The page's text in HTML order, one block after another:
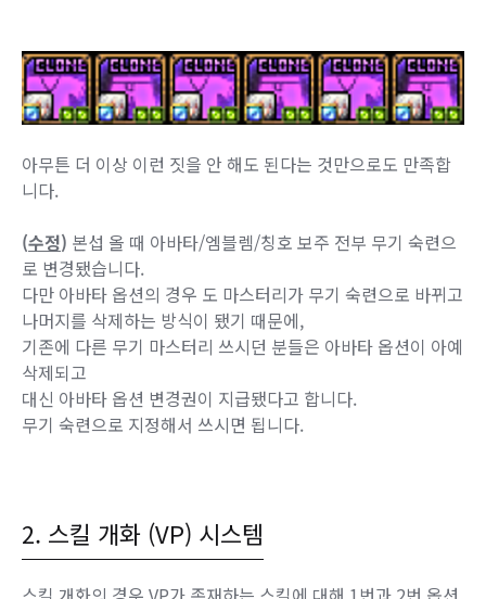
아무튼 더 이상 이런 짓을 안 해도 된다는 것만으로도 만족합
니다.
(수정) 본섭 올 때 아바타/엠블렘/칭호 보주 전부 무기 숙련으
로 변경됐습니다.
다만 아바타 옵션의 경우 도 마스터리가 무기 숙련으로 바뀌고
나머지를 삭제하는 방식이 됐기 때문에,
기존에 다른 무기 마스터리 쓰시던 분들은 아바타 옵션이 아예
삭제되고
대신 아바타 옵션 변경권이 지급됐다고 합니다.
무기 숙련으로 지정해서 쓰시면 됩니다.
2. 스킬 개화 (VP) 시스템